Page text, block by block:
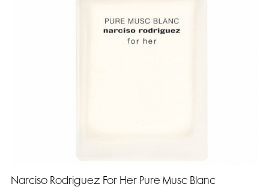
Narciso Rodriguez For Her Pure Musc Blanc